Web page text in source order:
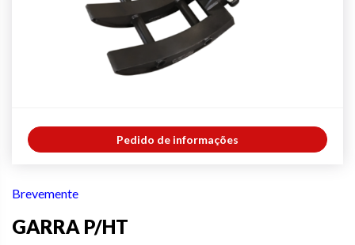
Pedido de informações
Brevemente
GARRA P/HT